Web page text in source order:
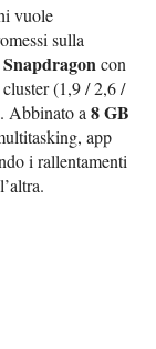
vuole
sulla
Snapdragoncon
(1,9 / 2,6 /
Abbinato a8 GB
app
i rallentamenti